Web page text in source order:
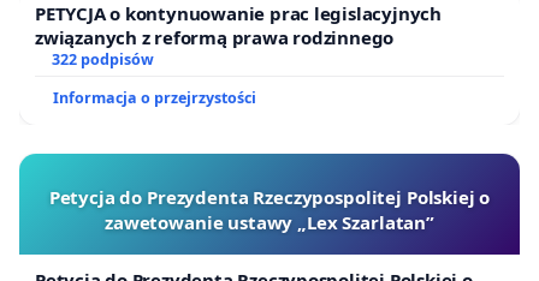
PETYCJA o kontynuowanie prac legislacyjnych
związanych z reformą prawa rodzinnego
322 podpisów
Informacja o przejrzystości
Petycja do Prezydenta Rzeczypospolitej Polskiej o
zawetowanie ustawy „Lex Szarlatan”